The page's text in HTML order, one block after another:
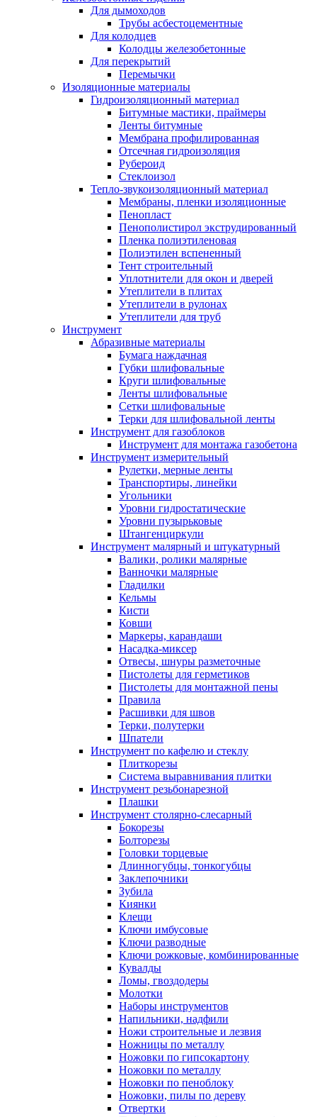
Для дымоходов
Трубы асбестоцементные
Для колодцев
Колодцы железобетонные
Для перекрытий
Перемычки
Изоляционные материалы
Гидроизоляционный материал
Битумные мастики, праймеры
Ленты битумные
Мембрана профилированная
Отсечная гидроизоляция
Рубероид
Стеклоизол
Тепло-звукоизоляционный материал
Мембраны, пленки изоляционные
Пенопласт
Пенополистирол экструдированный
Пленка полиэтиленовая
Полиэтилен вспененный
Тент строительный
Уплотнители для окон и дверей
Утеплители в плитах
Утеплители в рулонах
Утеплители для труб
Инструмент
Абразивные материалы
Бумага наждачная
Губки шлифовальные
Круги шлифовальные
Ленты шлифовальные
Сетки шлифовальные
Терки для шлифовальной ленты
Инструмент для газоблоков
Инструмент для монтажа газобетона
Инструмент измерительный
Рулетки, мерные ленты
Транспортиры, линейки
Угольники
Уровни гидростатические
Уровни пузырьковые
Штангенциркули
Инструмент малярный и штукатурный
Валики, ролики малярные
Ванночки малярные
Гладилки
Кельмы
Кисти
Ковши
Маркеры, карандаши
Насадка-миксер
Отвесы, шнуры разметочные
Пистолеты для герметиков
Пистолеты для монтажной пены
Правила
Расшивки для швов
Терки, полутерки
Шпатели
Инструмент по кафелю и стеклу
Плиткорезы
Система выравнивания плитки
Инструмент резьбонарезной
Плашки
Инструмент столярно-слесарный
Бокорезы
Болторезы
Головки торцевые
Длинногубцы, тонкогубцы
Заклепочники
Зубила
Киянки
Клещи
Ключи имбусовые
Ключи разводные
Ключи рожковые, комбинированные
Кувалды
Ломы, гвоздодеры
Молотки
Наборы инструментов
Напильники, надфили
Ножи строительные и лезвия
Ножницы по металлу
Ножовки по гипсокартону
Ножовки по металлу
Ножовки по пеноблоку
Ножовки, пилы по дереву
Отвертки